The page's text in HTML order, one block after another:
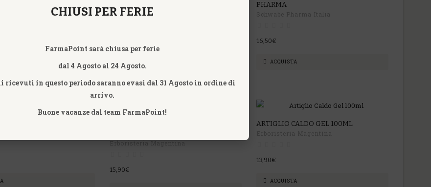
PHARMA
16,50€
ACQUISTA
15,90€
ARTIGLIO CALDO GEL 100ML
13,90€
ACQUISTA
CHIUSI PER FERIE
FarmaPoint sarà chiusa per ferie
dal 4 Agosto al 24 Agosto.
ricevuti in questo periodo saranno evasi dal 31 Agosto in ordine di
arrivo.
Buone vacanze dal team FarmaPoint!